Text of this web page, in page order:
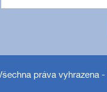
práva vyhrazena -